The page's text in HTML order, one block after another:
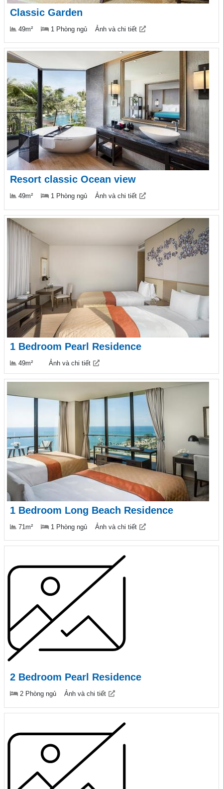
Classic Garden
49m² 1 Phòng ngủ Ảnh và chi tiết
Resort classic Ocean view
49m² 1 Phòng ngủ Ảnh và chi tiết
1 Bedroom Pearl Residence
49m² Ảnh và chi tiết
1 Bedroom Long Beach Residence
71m² 1 Phòng ngủ Ảnh và chi tiết
2 Bedroom Pearl Residence
2 Phòng ngủ Ảnh và chi tiết